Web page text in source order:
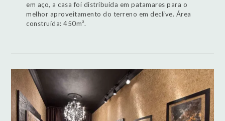
em aço, a casa foi distribuída em patamares para o
melhor aproveitamento do terreno em declive. Área
construída: 450m².